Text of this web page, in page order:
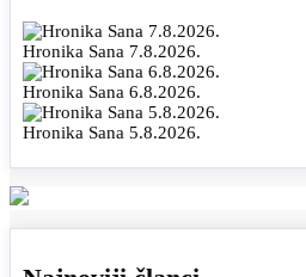
Hronika Sana 7.8.2026.
Hronika Sana 6.8.2026.
Hronika Sana 5.8.2026.